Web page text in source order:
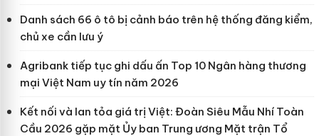
Danh sách 66 ô tô bị cảnh báo trên hệ thống đăng kiểm,
chủ xe cần lưu ý
Agribank tiếp tục ghi dấu ấn Top 10 Ngân hàng thương
mại Việt Nam uy tín năm 2026
Kết nối và lan tỏa giá trị Việt: Đoàn Siêu Mẫu Nhí Toàn
Cầu 2026 gặp mặt Ủy ban Trung ương Mặt trận Tổ